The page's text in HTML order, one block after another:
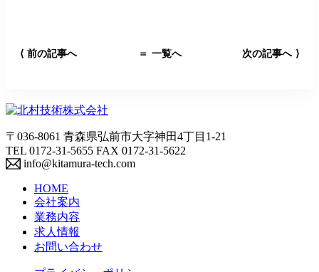
⟨ 前の記事へ ＝ 一覧へ 次の記事へ ⟩
〒036-8061 青森県弘前市大字神田4丁目1-21
TEL 0172-31-5655 FAX 0172-31-5622
info@kitamura-tech.com
HOME
会社案内
業務内容
求人情報
お問い合わせ